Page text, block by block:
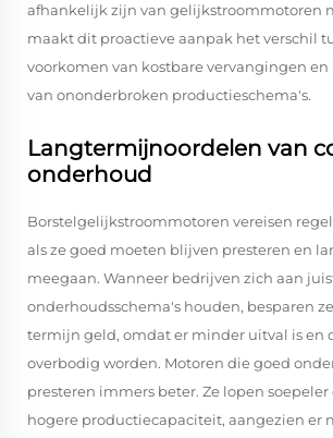
afhankelijk zijn van gelijkstroommotoren
maakt dit proactieve aanpak het verschil
voorkomen van kostbare vervangingen
van ononderbroken productieschema's.
Langtermijnoordelen van
onderhoud
Borstelgelijkstroommotoren vereisen
als ze goed moeten blijven presteren en
meegaan. Wanneer bedrijven zich aan
onderhoudsschema's houden, besparen
termijn geld, omdat er minder uitval is en
overbodig worden. Motoren die goed
presteren immers beter. Ze lopen soepeler
hogere productiecapaciteit, aangezien er